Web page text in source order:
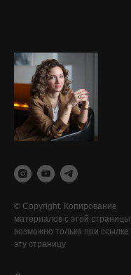
© Copyright. Копирование
материалов с этой страницы
возможно только при ссылке
эту страницу